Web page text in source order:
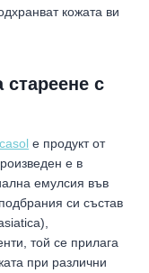
кожата ви
стареене с
е продукт от
е в
емулсия във
си състав
той се прилага
при различни